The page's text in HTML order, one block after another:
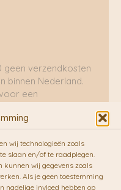
wij technologieën zoals
slaan en/of te raadplegen.
kunnen wij gegevens zoals
Als je geen toestemming
nadelige invloed hebben op
geen verzendkosten
binnen Nederland.
een
bezorgdienst
(mits voorradig) voor
dag,